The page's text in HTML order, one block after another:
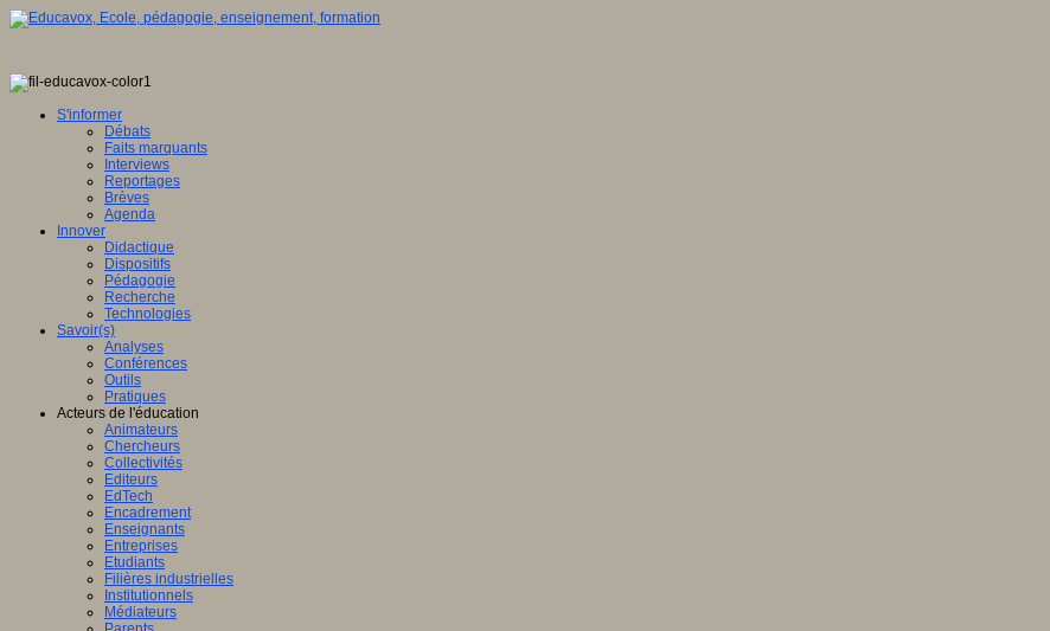
S'informer
Débats
Faits marquants
Interviews
Reportages
Brèves
Agenda
Innover
Didactique
Dispositifs
Pédagogie
Recherche
Technologies
Savoir(s)
Analyses
Conférences
Outils
Pratiques
Acteurs de l'éducation
Animateurs
Chercheurs
Collectivités
Editeurs
EdTech
Encadrement
Enseignants
Entreprises
Etudiants
Filières industrielles
Institutionnels
Médiateurs